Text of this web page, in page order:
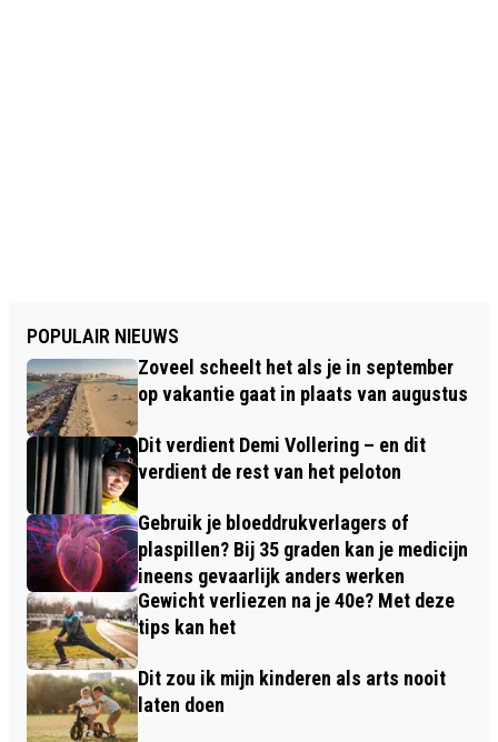
POPULAIR NIEUWS
Zoveel scheelt het als je in september
op vakantie gaat in plaats van augustus
Dit verdient Demi Vollering – en dit
verdient de rest van het peloton
Gebruik je bloeddrukverlagers of
plaspillen? Bij 35 graden kan je medicijn
ineens gevaarlijk anders werken
Gewicht verliezen na je 40e? Met deze
tips kan het
Dit zou ik mijn kinderen als arts nooit
laten doen